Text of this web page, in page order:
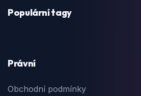
Populární tagy
Právní
Obchodní podmínky